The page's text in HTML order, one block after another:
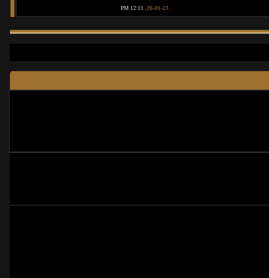
26-01-23,
12:11 PM